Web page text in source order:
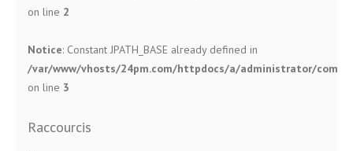
on line 2
Notice: Constant JPATH_BASE already defined in
/var/www/vhosts/24pm.com/httpdocs/a/administrator/
on line 3
Raccourcis